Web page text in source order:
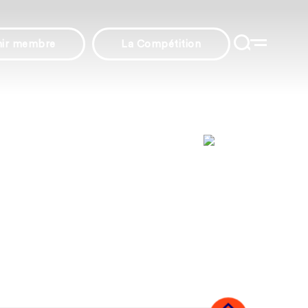
membre La Compétition